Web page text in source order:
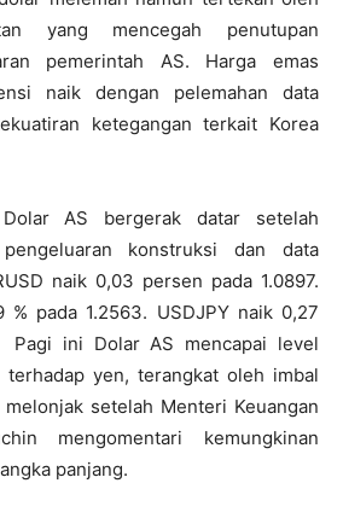
yang mencegah penutupan
pemerintah AS. Harga emas
naik dengan pelemahan data
ketegangan terkait Korea
AS bergerak datar setelah
konstruksi dan data
naik 0,03 persen pada 1.0897.
% pada 1.2563. USDJPY naik 0,27
Pagi ini Dolar AS mencapai level
yen, terangkat oleh imbal
setelah Menteri Keuangan
mengomentari kemungkinan
panjang.